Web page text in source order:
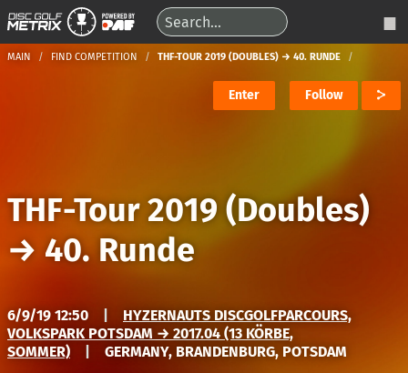
MAIN FIND COMPETITION THF-TOUR 2019 (DOUBLES) → 40. RUNDE
Enter Follow
THF-Tour 2019 (Doubles)
→ 40. Runde
6/9/19 12:50
HYZERNAUTS DISCGOLFPARCOURS,
VOLKSPARK POTSDAM → 2017.04 (13 KÖRBE,
SOMMER)
GERMANY, BRANDENBURG, POTSDAM